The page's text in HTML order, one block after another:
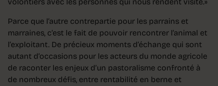
Parce que l’autre contrepartie pour les parrains et
marraines, c’est le fait de pouvoir rencontrer l’animal et
l’exploitant. De précieux moments d’échange qui sont
autant d’occasions pour les acteurs du monde agricole
de raconter les enjeux d’un pastoralisme confronté à
de nombreux défis, entre rentabilité en berne et